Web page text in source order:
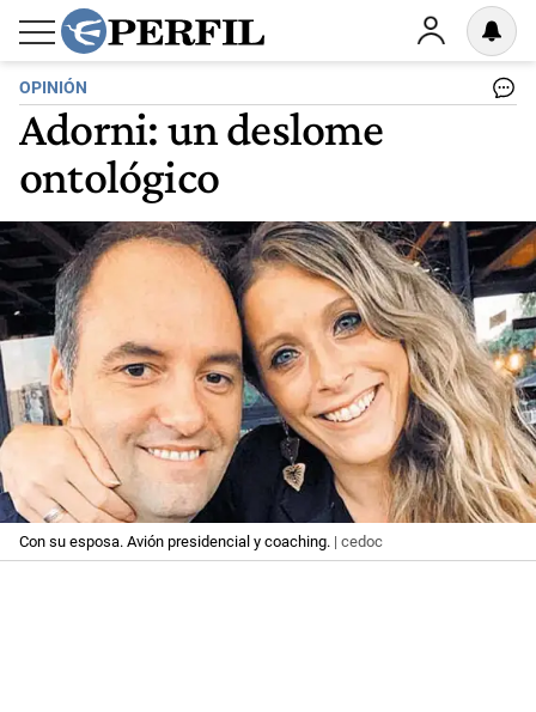
OPINIÓN
Adorni: un deslome
ontológico
Con su esposa. Avión presidencial y coaching. | cedoc